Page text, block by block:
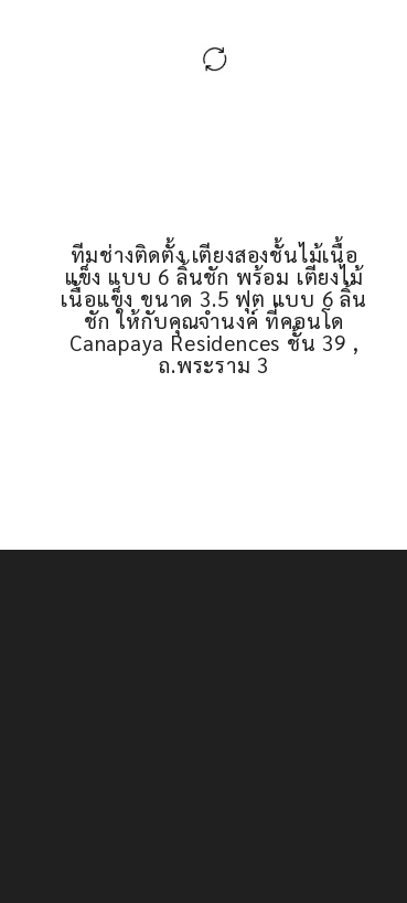
ทีมช่างติดตั้ง เตียงสองชั้นไม้เนื้อ
แข็ง แบบ 6 ลิ้นชัก พร้อม เตียงไม้
เนื้อแข็ง ขนาด 3.5 ฟุต แบบ 6 ลิ้น
ชัก ให้กับคุณจำนงค์ ที่คอนโด
Canapaya Residences ชั้น 39 ,
ถ.พระราม 3